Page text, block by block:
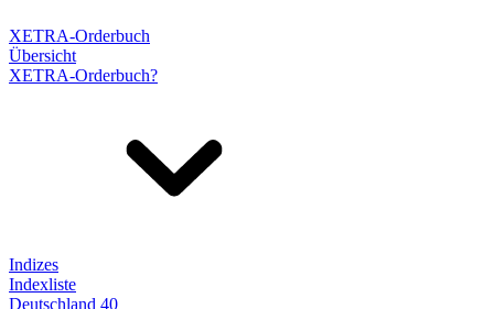
XETRA-Orderbuch
Übersicht
XETRA-Orderbuch?
Indizes
Indexliste
Deutschland 40